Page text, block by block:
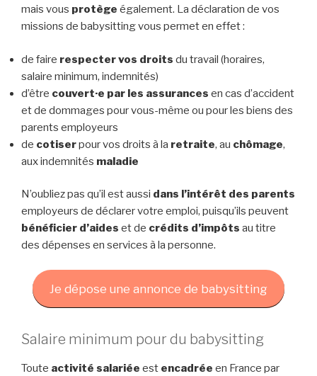
mais vous protège également. La déclaration de vos
missions de babysitting vous permet en effet :
de faire respecter vos droits du travail (horaires,
salaire minimum, indemnités)
d’être couvert·e par les assurances en cas d’accident
et de dommages pour vous-même ou pour les biens des
parents employeurs
de cotiserpour vos droits à la retraite, au chômage,
aux indemnités maladie
N’oubliez pas qu’il est aussi dans l’intérêt des parents
employeurs de déclarer votre emploi, puisqu’ils peuvent
bénéficier d’aides et de crédits d’impôts au titre
des dépenses en services à la personne.
Je dépose une annonce de babysitting
Salaire minimum pour du babysitting
Toute activité salariée est encadrée en France par